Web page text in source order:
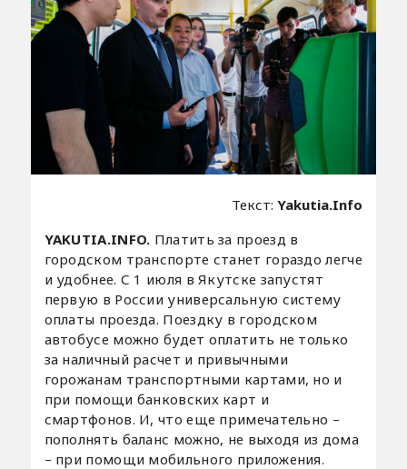
Текст:Yakutia.Info
YAKUTIA.INFO. Платить за проезд в
городском транспорте станет гораздо легче
и удобнее. С 1 июля в Якутске запустят
первую в России универсальную систему
оплаты проезда. Поездку в городском
автобусе можно будет оплатить не только
за наличный расчет и привычными
горожанам транспортными картами, но и
при помощи банковских карт и
смартфонов. И, что еще примечательно –
пополнять баланс можно, не выходя из дома
– при помощи мобильного приложения.